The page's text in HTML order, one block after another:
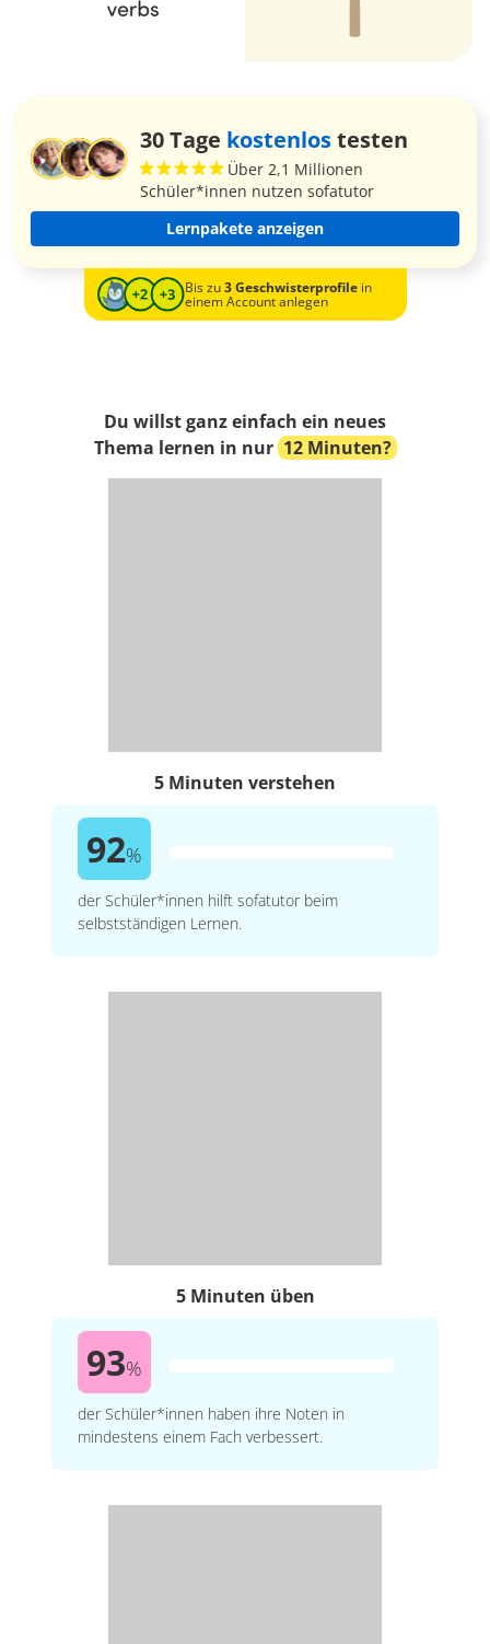
30 Tage kostenlostesten
Über 2,1 Millionen
Schüler*innen nutzen sofatutor
Lernpakete anzeigen
Bis zu3 Geschwisterprofilein
einem Account anlegen
Du willst ganz einfach ein neues
Thema lernen in nur 12 Minuten?
5 Minuten verstehen
92%
der Schüler*innen hilft sofatutor beim
selbstständigen Lernen.
5 Minuten üben
93%
der Schüler*innen haben ihre Noten in
mindestens einem Fach verbessert.